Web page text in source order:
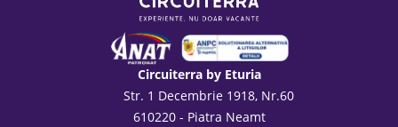
Circuiterra by Eturia
Str. 1 Decembrie 1918, Nr.60
610220 - Piatra Neamt